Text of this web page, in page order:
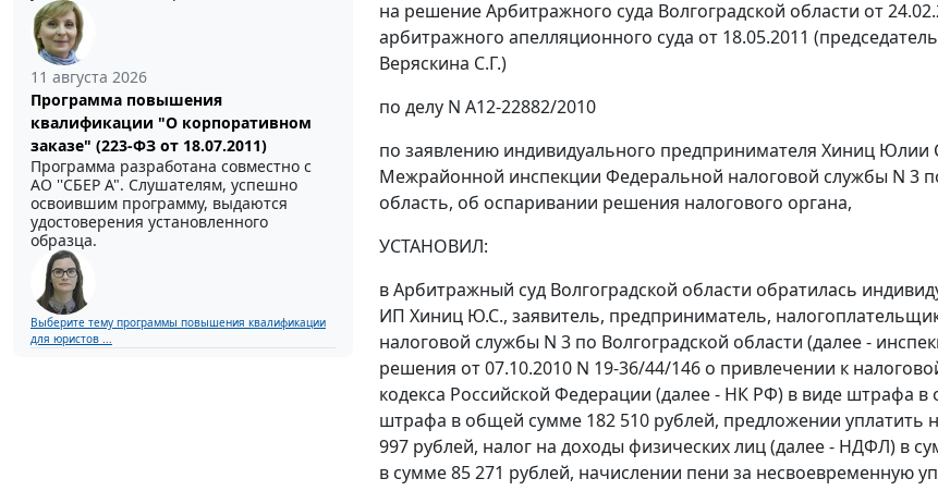
11 августа 2026
Программа повышения
квалификации "О корпоративном
заказе" (223-ФЗ от 18.07.2011)
Программа разработана совместно с
АО ''СБЕР А". Слушателям, успешно
освоившим программу, выдаются
удостоверения установленного
образца.
Выберите тему программы повышения квалификации
для юристов ...
на решение Арбитражного суда Волгоградской области от
арбитражного апелляционного суда от 18.05.2011
Веряскина С.Г.)
по делу N А12-22882/2010
по заявлению индивидуального предпринимателя Хиниц Юлии
Межрайонной инспекции Федеральной налоговой службы N 3
область, об оспаривании решения налогового органа,
УСТАНОВИЛ:
в Арбитражный суд Волгоградской области обратилась
ИП Хиниц Ю.С., заявитель, предприниматель,
налоговой службы N 3 по Волгоградской области (далее -
решения от 07.10.2010 N 19-36/44/146 о привлечении к
кодекса Российской Федерации (далее - НК РФ) в виде штрафа
штрафа в общей сумме 182 510 рублей, предложении уплатить
997 рублей, налог на доходы физических лиц (далее - НДФЛ) в
в сумме 85 271 рублей, начислении пени за несвоевременную